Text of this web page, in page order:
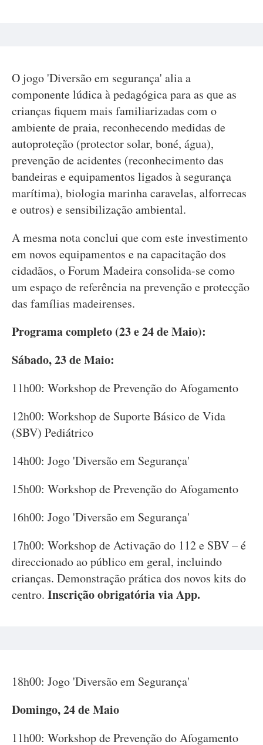
O jogo 'Diversão em segurança' alia a
componente lúdica à pedagógica para as que as
crianças fiquem mais familiarizadas com o
ambiente de praia, reconhecendo medidas de
autoproteção (protector solar, boné, água),
prevenção de acidentes (reconhecimento das
bandeiras e equipamentos ligados à segurança
marítima), biologia marinha caravelas, alforrecas
e outros) e sensibilização ambiental.
A mesma nota conclui que com este investimento
em novos equipamentos e na capacitação dos
cidadãos, o Forum Madeira consolida-se como
um espaço de referência na prevenção e protecção
das famílias madeirenses.
Programa completo (23 e 24 de Maio):
Sábado, 23 de Maio:
11h00: Workshop de Prevenção do Afogamento
12h00: Workshop de Suporte Básico de Vida
(SBV) Pediátrico
14h00: Jogo 'Diversão em Segurança'
15h00: Workshop de Prevenção do Afogamento
16h00: Jogo 'Diversão em Segurança'
17h00: Workshop de Activação do 112 e SBV – é
direccionado ao público em geral, incluindo
crianças. Demonstração prática dos novos kits do
centro. Inscrição obrigatória via App.
18h00: Jogo 'Diversão em Segurança'
Domingo, 24 de Maio
11h00: Workshop de Prevenção do Afogamento